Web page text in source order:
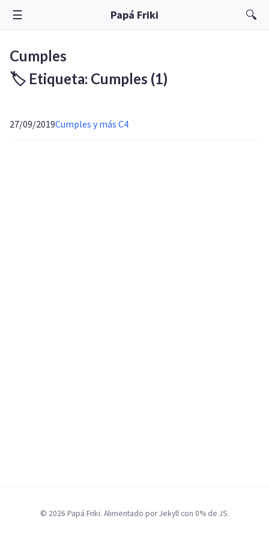
☰ Papá Friki 🔍
Cumples
🏷️ Etiqueta: Cumples (1)
27/09/2019Cumples y más C4
© 2026 Papá Friki. Alimentado por Jekyll con 0% de JS.